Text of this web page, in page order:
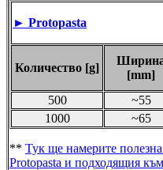
► Protopasta
Количество [g]
[mm]
500 ~55
1000
~65
** Тук ще намерите
Protopasta и подходящия